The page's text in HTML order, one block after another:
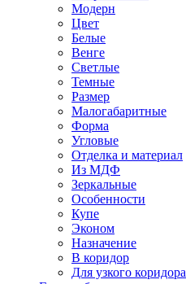
Модерн
Цвет
Белые
Венге
Светлые
Темные
Размер
Малогабаритные
Форма
Угловые
Отделка и материал
Из МДФ
Зеркальные
Особенности
Купе
Эконом
Назначение
В коридор
Для узкого коридора